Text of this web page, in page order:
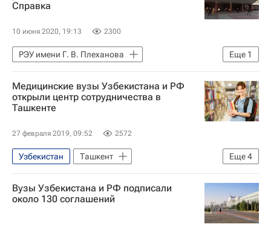
Справка
10 июня 2020, 19:13 2300
Еще 1
РЭУ имени Г. В. Плеханова
Навигатор абитуриента
Медицинские вузы Узбекистана и РФ
открыли центр сотрудничества в
Ташкенте
27 февраля 2019, 09:52 2572
Еще4
Узбекистан
Ташкент
Первый МГМУ имени Сеченова
СН_Образование
Вузы Узбекистана и РФ подписали
около 130 соглашений